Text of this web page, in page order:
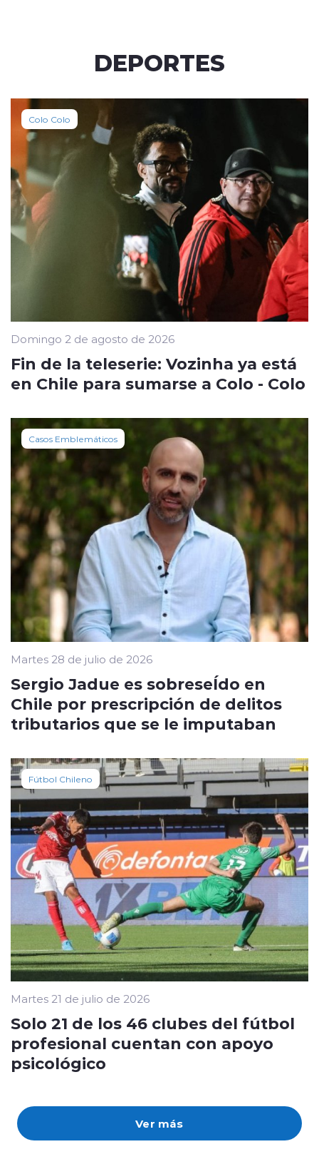
DEPORTES
Ver más
Colo Colo
Domingo 2 de agosto de 2026
Fin de la teleserie: Vozinha ya está
en Chile para sumarse a Colo - Colo
Casos Emblemáticos
Martes 28 de julio de 2026
Sergio Jadue es sobreseÍdo en
Chile por prescripción de delitos
tributarios que se le imputaban
Fútbol Chileno
Martes 21 de julio de 2026
Solo 21 de los 46 clubes del fútbol
profesional cuentan con apoyo
psicológico